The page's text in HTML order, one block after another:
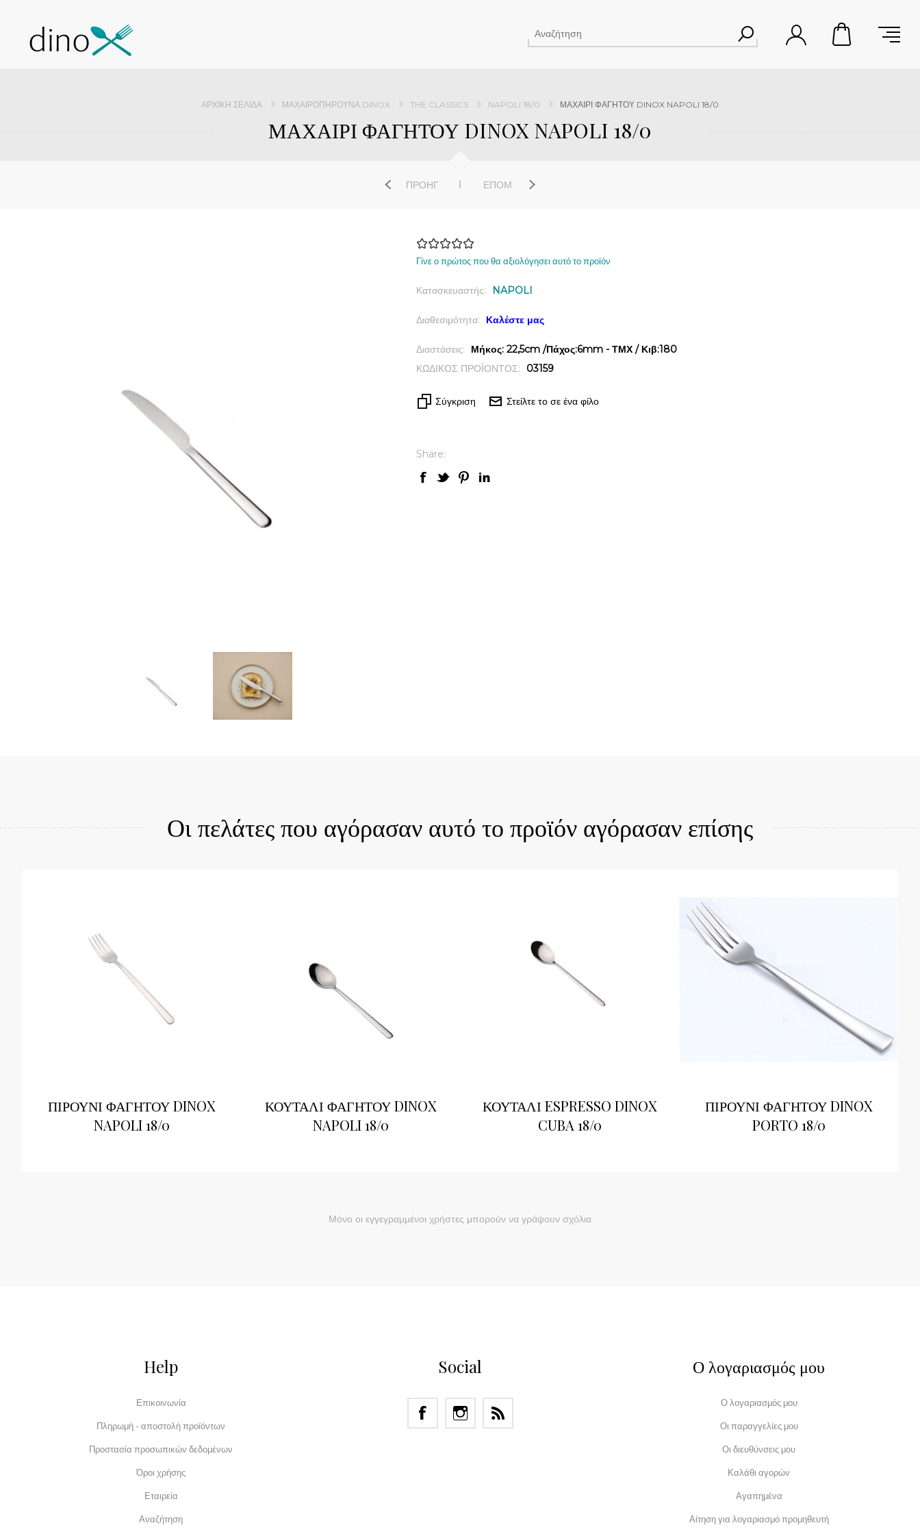
ΑΡΧΙΚΉ ΣΕΛΊΔΑ ΜΑΧΑΙΡΟΠΉΡΟΥΝΑ DINOX THE CLASSICS NAPOLI 18/0 ΜΑΧΑΙΡΙ ΦΑΓΗΤΟΥ DINOX NAPOLI 18/0
ΜΑΧΑΙΡΙ ΦΑΓΗΤΟΥ DINOX NAPOLI 18/0
ΠΡΟΗΓ ΕΠΌΜ
Γίνε ο πρώτος που θα αξιολόγησει αυτό το προϊόν
Κατασκευαστής: NAPOLI
Διαθεσιμότητα: Καλέστε μας
Διαστάσεις:
Μήκος: 22,5cm /Πάχος:6mm - ΤΜΧ / Κιβ:180
ΚΩΔΙΚΟΣ ΠΡΟΪΟΝΤΟΣ:
03159
Σύγκριση Στείλτε το σε ένα φίλο
Share:
Οι πελάτες που αγόρασαν αυτό το προϊόν αγόρασαν επίσης
ΠΙΡΟΥΝΙ ΦΑΓΗΤΟΥ DINOX
NAPOLI 18/0
ΚΟΥΤΑΛΙ ΦΑΓΗΤΟΥ DINOX
NAPOLI 18/0
ΚΟΥΤΑΛΙ ESPRESSO DINOX
CUBA 18/0
ΠΙΡΟΥΝΙ ΦΑΓΗΤΟΥ DINOX
PORTO 18/0
Μόνο οι εγγεγραμμένοι χρήστες μπορούν να γράψουν σχόλια
Help
Επικοινωνία
Πληρωμή - αποστολή προϊόντων
Προστασία προσωπικών δεδομένων
Όροι χρήσης
Εταιρεία
Αναζήτηση
Social Ο λογαριασμός μου
Ο λογαριασμός μου
Οι παραγγελίες μου
Οι διευθύνσεις μου
Καλάθι αγορών
Αγαπημένα
Αίτηση για λογαριασμό προμηθευτή